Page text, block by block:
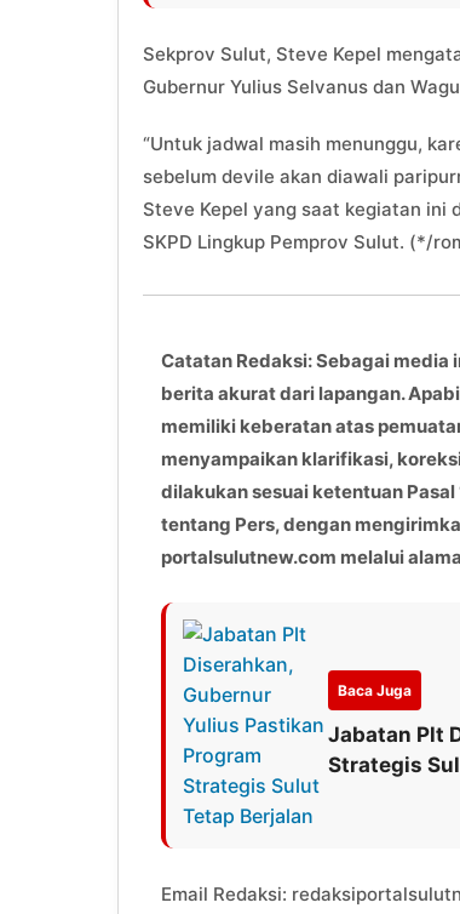
Sekprov Sulut, Steve Kepel
Gubernur Yulius Selvanus dan
“Untuk jadwal masih menunggu,
sebelum devile akan diawali
Steve Kepel yang saat kegiatan ini
SKPD Lingkup Pemprov Sulut. (*/
Catatan Redaksi: Sebagai
berita akurat dari lapangan.
memiliki keberatan atas
menyampaikan klarifikasi,
dilakukan sesuai ketentuan Pasal
tentang Pers, dengan
portalsulutnew.com melalui
Baca Juga
Jabatan Plt
Strategis
Email Redaksi: